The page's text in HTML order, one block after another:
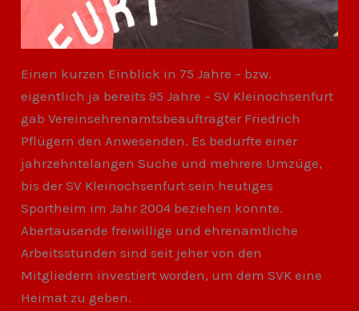
Einen kurzen Einblick in 75 Jahre – bzw.
eigentlich ja bereits 95 Jahre – SV Kleinochsenfurt
gab Vereinsehrenamtsbeauftragter Friedrich
Pflügern den Anwesenden. Es bedurfte einer
jahrzehntelangen Suche und mehrere Umzüge,
bis der SV Kleinochsenfurt sein heutiges
Sportheim im Jahr 2004 beziehen konnte.
Abertausende freiwillige und ehrenamtliche
Arbeitsstunden sind seit jeher von den
Mitgliedern investiert worden, um dem SVK eine
Heimat zu geben.